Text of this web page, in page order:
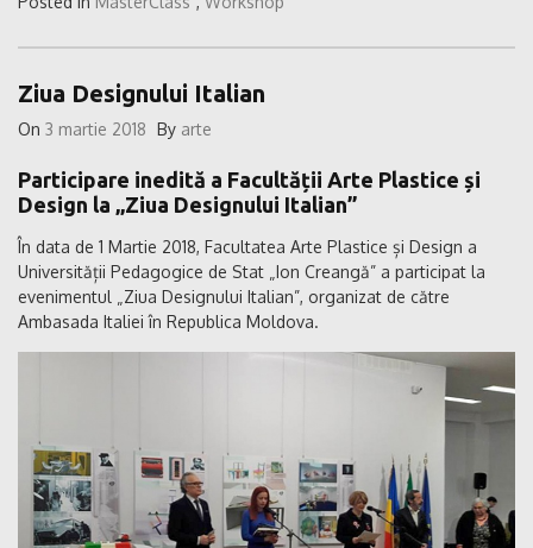
Ziua Designului Italian
On 3 martie 2018 By arte
Participare inedită a Facultății Arte Plastice și
Design la „Ziua Designului Italian”
În data de 1 Martie 2018, Facultatea Arte Plastice și Design a
Universității Pedagogice de Stat „Ion Creangă” a participat la
evenimentul „Ziua Designului Italian”, organizat de către
Ambasada Italiei în Republica Moldova.